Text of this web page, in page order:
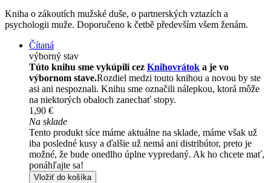
Kniha o zákoutích mužské duše, o partnerských vztazích a
psychologii muže. Doporučeno k četbě především všem ženám.
Čítaná
výborný stav
Túto knihu sme vykúpili cez Knihovrátok a je vo
výbornom stave.Rozdiel medzi touto knihou a novou by ste
asi ani nespoznali. Knihu sme označili nálepkou, ktorá môže
na niektorých obaloch zanechať stopy.
1,90 €
Na sklade
Tento produkt síce máme aktuálne na sklade, máme však už
iba posledné kusy a ďalšie už nemá ani distribútor, preto je
možné, že bude onedlho úplne vypredaný. Ak ho chcete mať,
ponáhľajte sa!
Vložiť do košíka